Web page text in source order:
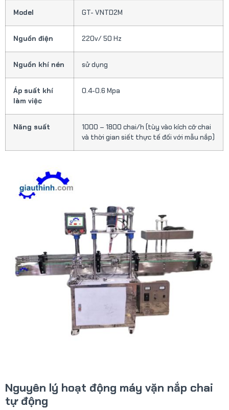
Model GT- VNTD2M
Nguồn điện 220v/ 50 Hz
Nguồn khí nén sử dụng
Áp suất khí
làm việc
0.4-0.6 Mpa
Năng suất
1000 – 1800 chai/h (tùy vào kích cỡ chai
và thời gian siết thực tế đối với mẫu nắp)
Nguyên lý hoạt động máy vặn nắp chai
tự động